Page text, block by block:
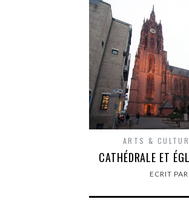
ARTS &
CATHÉDRALE ET
ECRIT